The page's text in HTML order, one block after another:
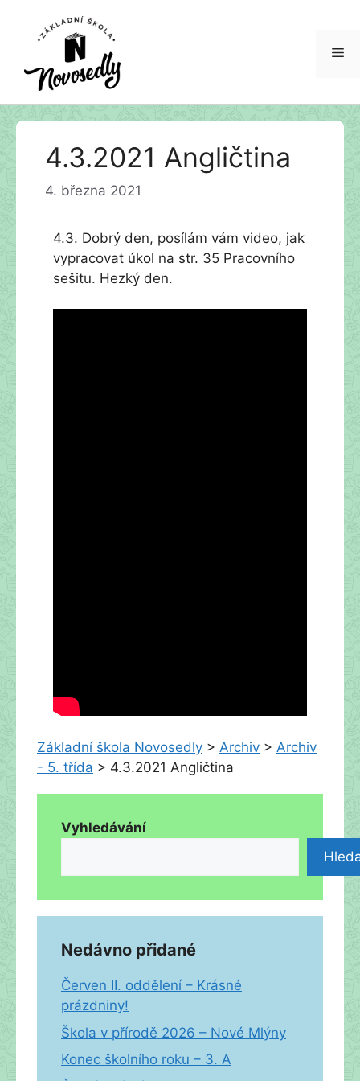
Přeskočit
4.3.2021 Angličtina
4. března 2021
4.3. Dobrý den, posílám vám video, jak
vypracovat úkol na str. 35 Pracovního
sešitu. Hezký den.
Základní škola Novosedly > Archiv > Archiv
- 5. třída > 4.3.2021 Angličtina
Vyhledávání
Nedávno přidané
Červen II. oddělení – Krásné
prázdniny!
Škola v přírodě 2026 – Nové Mlýny
Konec školního roku – 3. A